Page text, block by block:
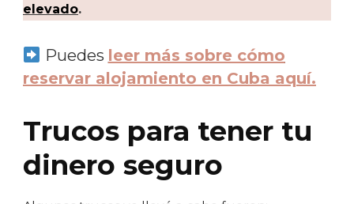
elevado.
Puedes leer más sobre cómo
reservar alojamiento en Cuba aquí.
Trucos para tener tu
dinero seguro